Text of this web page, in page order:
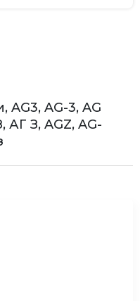
AG3, AG-3, AG
АГ З, AGZ, AG-